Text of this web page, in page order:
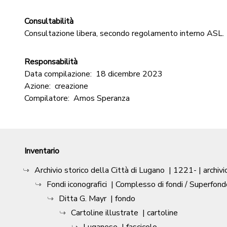
Consultabilità
Consultazione libera, secondo regolamento interno ASL.
Responsabilità
Data compilazione: 18 dicembre 2023
Azione: creazione
Compilatore: Amos Speranza
Inventario
Archivio storico della Città di Lugano | 1221- |
Fondi iconografici | Complesso di fondi /
Ditta G. Mayr | fondo
Cartoline illustrate | cartoline